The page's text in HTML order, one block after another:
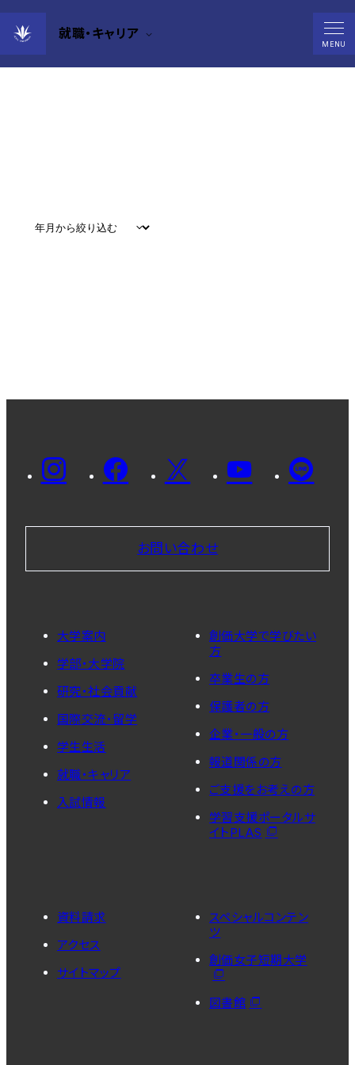
就職・キャリア
MENU
News
お問い合わせ
大学案内
学部・大学院
研究・社会貢献
国際交流・留学
学生生活
就職・キャリア
入試情報
創価大学で学びたい
方
卒業生の方
保護者の方
企業・一般の方
報道関係の方
ご支援をお考えの方
学習支援ポータルサ
イトPLAS
資料請求
アクセス
サイトマップ
スペシャルコンテン
ツ
創価女子短期大学
図書館